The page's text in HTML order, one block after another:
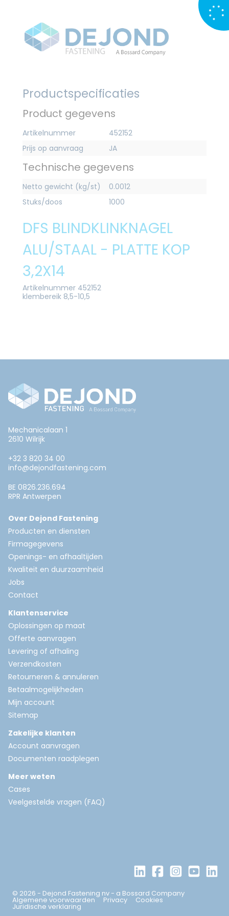
Productspecificaties
Product gegevens
Artikelnummer
452152
Prijs op aanvraag
JA
Technische gegevens
Netto gewicht (kg/st)
0.0012
Stuks/doos
1000
DFS BLINDKLINKNAGEL
ALU/STAAL - PLATTE KOP
3,2X14
Artikelnummer 452152
klembereik 8,5-10,5
Mechanicalaan 1
2610 Wilrijk
+32 3 820 34 00
info@dejondfastening.com
BE 0826.236.694
RPR Antwerpen
Over Dejond Fastening
Producten en diensten
Firmagegevens
Openings- en afhaaltijden
Kwaliteit en duurzaamheid
Jobs
Contact
Klantenservice
Oplossingen op maat
Offerte aanvragen
Levering of afhaling
Verzendkosten
Retourneren & annuleren
Betaalmogelijkheden
Mijn account
Sitemap
Zakelijke klanten
Account aanvragen
Documenten raadplegen
Meer weten
Cases
Veelgestelde vragen (FAQ)
© 2026 - Dejond Fastening nv - a Bossard Company
Algemene voorwaarden Privacy Cookies
Juridische verklaring